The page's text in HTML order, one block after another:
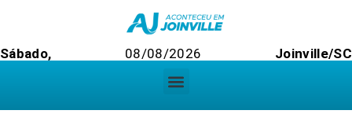
Sábado, 08/08/2026 Joinville/SC